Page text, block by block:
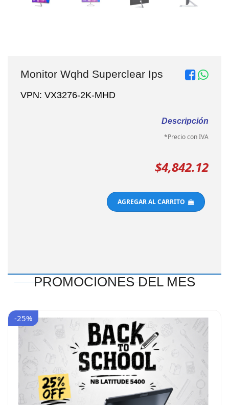
Monitor Wqhd Superclear Ips
VPN: VX3276-2K-MHD
Descripción
*Precio con IVA
$4,842.12
AGREGAR AL CARRITO
PROMOCIONES DEL MES
-25%